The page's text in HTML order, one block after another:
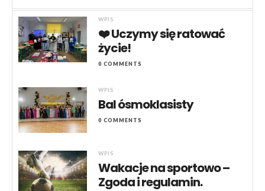
WPIS
❤️ Uczymy się ratować
życie!
0 COMMENTS
WPIS
Bal ósmoklasisty
0 COMMENTS
WPIS
Wakacje na sportowo –
Zgoda i regulamin.